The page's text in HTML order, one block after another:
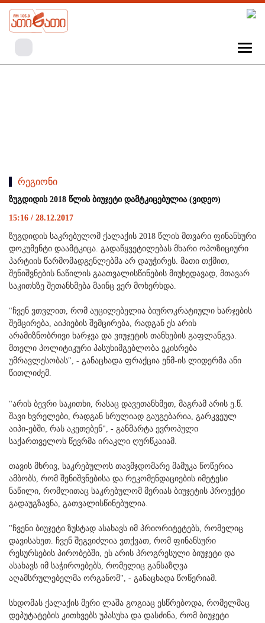
რეგიონი
ზუგდიდის 2018 წლის ბიუჯეტი დამტკიცებულია (ვიდეო)
15:16 / 28.12.2017
ზუგდიდის საკრებულომ ქალაქის 2018 წლის მთვარი ფინანსური
დოკუმენტი დაამტკიცა. გადაწყვეტილებას მხარი ოპოზიციური
პარტიის წარმომადგენლებმა არ დაუჭირეს. მათი თქმით,
შენიშვნების ნაწილის გაათვალისწინების მიუხედავად, მთავარ
საკითხზე შეთანხმება მაინც ვერ მოხერხდა.
"ჩვენ ვთვლით, რომ აუცილებელია ბიუროკრატიული ხარჯების
შემცირება, აიპიების შემცირება, რადგან ეს არის
არამიზნობრივი ხარჯვა და ვიუჯეტის თანხების გაფლანგვა.
მთელი პოლიტიკური პასუხიმგებლობა ეკისრება
უმრავლესობას", - განაცხადა ფრაქცია ენმ-ის ლიდერმა ანი
წითლიძემ.
"არის ბევრი საკითხი, რასაც დავეთანხმეთ, მაგრამ არის ე.წ.
შავი ხვრელები, რადგან სრულიად გაუგებარია, გარკვეულ
აიპი-ებში, რას აკეთებენ", - განმარტა ევროპული
საქართველოს წევრმა ირაკლი ღურწკაიამ.
თავის მხრივ, საკრებულოს თავმჯდომარე მამუკა წოწერია
ამბობს, რომ შენიშვნებისა და რეკომენდაციების იმეტესი
ნაწილი, რომლითაც საკრებულომ მერიას ბიუჯეტის პროექტი
გადაუგზავნა, გათვალისწინებულია.
"ჩვენი ბიუჯეტი ზუსტად ასახავს იმ პრიორიტეტებს, რომელიც
დავისახეთ. ჩვენ შეგვიძლია ვთქვათ, რომ ფინანსური
რესურსების პირობებში, ეს არის პროგრესული ბიუჯეტი და
ასახავს იმ საჭიროებებს, რომელიც განსაზღვა
აღამსრულებელმა ორგანომ", - განაცხადა წოწერიამ.
სხდომას ქალაქის მერი ლაშა გოგიაც ესწრებოდა, რომელმაც
დეპუტატების კითხვებს უპასუხა და დასძინა, რომ ბიუჯეტი